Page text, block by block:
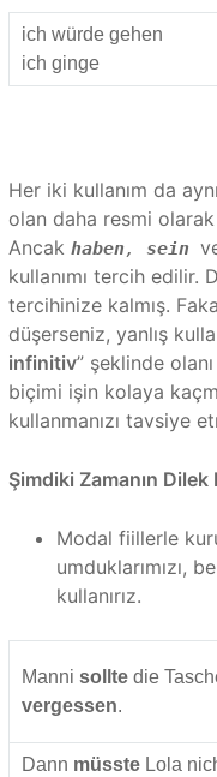
ich würde gehen
ich ginge
Her iki kullanım da
olan daha resmi olarak
Ancak haben, sein
kullanımı tercih edilir.
tercihinize kalmış.
düşerseniz, yanlış
infinitiv” şeklinde
biçimi işin kolaya
kullanmanızı tavsiye
Şimdiki Zamanın
Modal fiillerle
umduklarımızı,
kullanırız.
Manni sollte die
vergessen.
Dann müsste Lola